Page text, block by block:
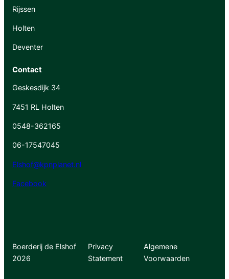
Rijssen
Holten
Deventer
Contact
Geskesdijk 34
7451 RL Holten
0548-362165
06-17547045
Elshof@kpnplanet.nl
Facebook
Boerderij de Elshof
2026
Privacy
Statement
Algemene
Voorwaarden